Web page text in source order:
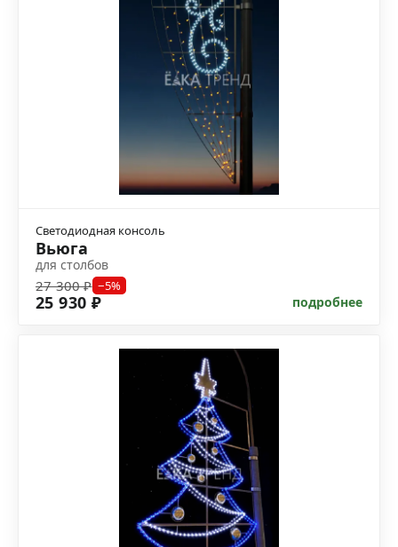
Светодиодная консоль
Вьюга
для столбов
27 300 ₽ −5%
25 930 ₽ подробнее